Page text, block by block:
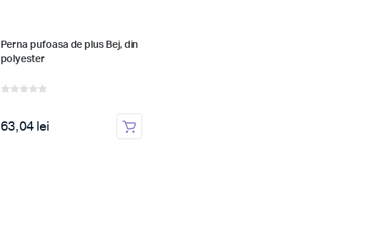
Perna pufoasa de plus Bej, din
polyester
63,04 lei